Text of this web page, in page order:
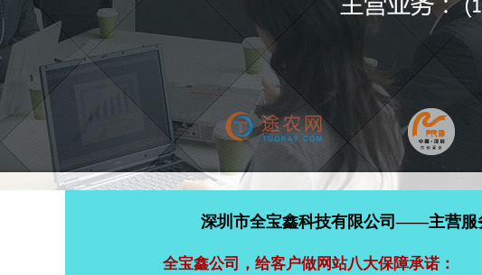
深圳市全宝鑫科技有限公司——主营服
全宝鑫公司，给客户做网站八大保障承诺：